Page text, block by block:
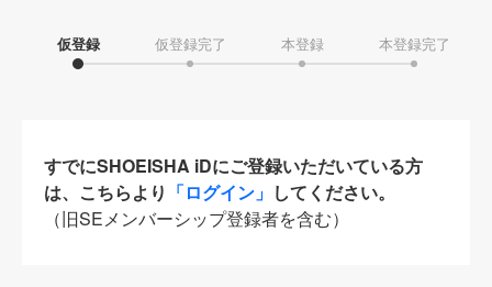
仮登録 仮登録完了 本登録 本登録完了
すでにSHOEISHA iDにご登録いただいている方
は、こちらより 「ログイン」 してください。
（旧SEメンバーシップ登録者を含む）